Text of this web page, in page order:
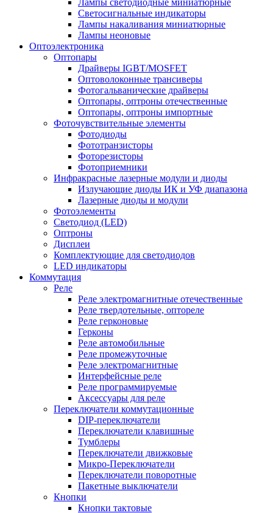
Светосигнальные индикаторы
Лампы накаливания миниатюрные
Лампы неоновые
Оптоэлектроника
Оптопары
Драйверы IGBT/MOSFET
Оптоволоконные трансиверы
Фотогальванические драйверы
Оптопары, оптроны отечественные
Оптопары, оптроны импортные
Фоточувствительные элементы
Фотодиоды
Фототранзисторы
Фоторезисторы
Фотоприемники
Инфракрасные лазерные модули и диоды
Излучающие диоды ИК и УФ диапазона
Лазерные диоды и модули
Фотоэлементы
Светодиод (LED)
Оптроны
Дисплеи
Комплектующие для светодиодов
LED индикаторы
Коммутация
Реле
Реле электромагнитные отечественные
Реле твердотельные, оптореле
Реле герконовые
Герконы
Реле автомобильные
Реле промежуточные
Реле электромагнитные
Интерфейсные реле
Реле программируемые
Аксессуары для реле
Переключатели коммутационные
DIP-переключатели
Переключатели клавишные
Тумблеры
Переключатели движковые
Микро-Переключатели
Переключатели поворотные
Пакетные выключатели
Кнопки
Кнопки тактовые